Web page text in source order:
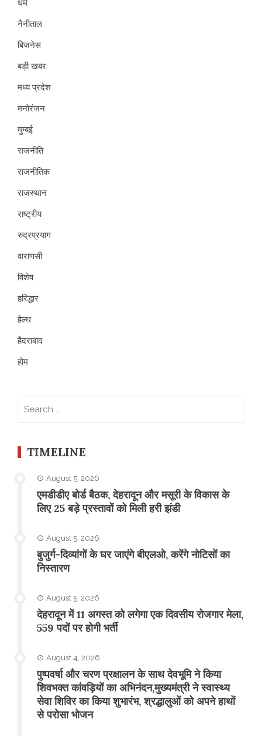
धर्म
नैनीताल
बिजनेस
बड़ी खबर
मध्य प्रदेश
मनोरंजन
मुम्बई
राजनीति
राजनीतिक
राजस्थान
राष्ट्रीय
रुद्रप्रयाग
वाराणसी
विशेष
हरिद्धार
हेल्थ
हैदराबाद
होम
TIMELINE
August 5, 2026
एमडीडीए बोर्ड बैठक, देहरादून और मसूरी के विकास के
लिए 25 बड़े प्रस्तावों को मिली हरी झंडी
August 5, 2026
बुजुर्ग-दिव्यांगों के घर जाएंगे बीएलओ, करेंगे नोटिसों का
निस्तारण
August 5, 2026
​देहरादून में 11 अगस्त को लगेगा एक दिवसीय रोजगार मेला,
559 पदों पर होगी भर्ती
August 4, 2026
पुष्पवर्षा और चरण प्रक्षालन के साथ देवभूमि ने किया
शिवभक्त कांवड़ियों का अभिनंदन,मुख्यमंत्री ने स्वास्थ्य
सेवा शिविर का किया शुभारंभ, श्रद्धालुओं को अपने हाथों
से परोसा भोजन